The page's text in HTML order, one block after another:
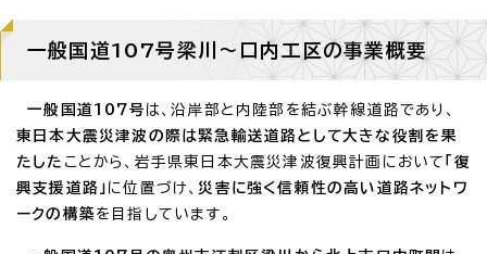
一般国道107号梁川～口内工区の事業概要
一般国道107号 は、沿岸部と内陸部を結ぶ幹線道路であり、
東日本大震災津波の際は緊急輸送道路として大きな役割を果
たした ことから、岩手県東日本大震災津波復興計画において 「復
興支援道路」 に位置づけ、 災害に強く信頼性の高い道路ネットワ
ークの構築 を目指しています。